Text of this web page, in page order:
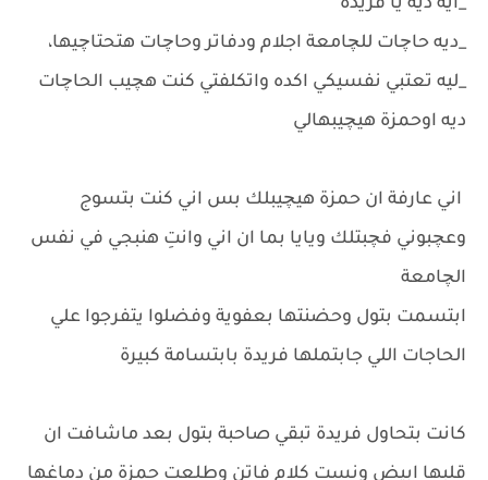
_ايه ديه يا فريدة
_ديه حاچات للچامعة اجلام ودفاتر وحاچات هتحتاچيها،
_ليه تعتبي نفسيكي اكده واتكلفتي كنت هچيب الحاچات
ديه اوحمزة هيچيبهالي
اني عارفة ان حمزة هيچيبلك بس اني كنت بتسوج
وعچبوني فچبتلك ويايا بما ان اني وانتِ هنبجي في نفس
الچامعة
ابتسمت بتول وحضنتها بعفوية وفضلوا يتفرجوا علي
الحاجات اللي جابتملها فريدة بابتسامة كبيرة
كانت بتحاول فريدة تبقي صاحبة بتول بعد ماشافت ان
قلبها ابيض ونست كلام فاتن وطلعت حمزة من دماغها